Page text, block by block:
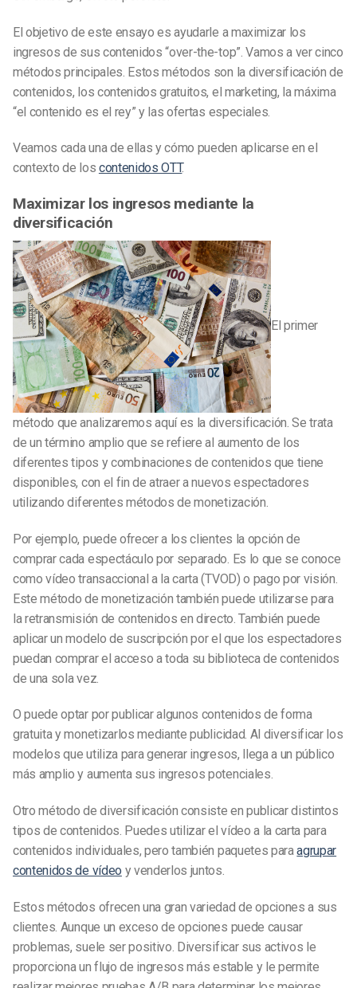
El objetivo de este ensayo es ayudarle a maximizar los
ingresos de sus contenidos “over-the-top”. Vamos a ver cinco
métodos principales. Estos métodos son la diversificación de
contenidos, los contenidos gratuitos, el marketing, la máxima
“el contenido es el rey” y las ofertas especiales.
Veamos cada una de ellas y cómo pueden aplicarse en el
contexto de los contenidos OTT.
Maximizar los ingresos mediante la
diversificación
El primer
método que analizaremos aquí es la diversificación. Se trata
de un término amplio que se refiere al aumento de los
diferentes tipos y combinaciones de contenidos que tiene
disponibles, con el fin de atraer a nuevos espectadores
utilizando diferentes métodos de monetización.
Por ejemplo, puede ofrecer a los clientes la opción de
comprar cada espectáculo por separado. Es lo que se conoce
como vídeo transaccional a la carta (TVOD) o pago por visión.
Este método de monetización también puede utilizarse para
la retransmisión de contenidos en directo. También puede
aplicar un modelo de suscripción por el que los espectadores
puedan comprar el acceso a toda su biblioteca de contenidos
de una sola vez.
O puede optar por publicar algunos contenidos de forma
gratuita y monetizarlos mediante publicidad. Al diversificar los
modelos que utiliza para generar ingresos, llega a un público
más amplio y aumenta sus ingresos potenciales.
Otro método de diversificación consiste en publicar distintos
tipos de contenidos. Puedes utilizar el vídeo a la carta para
contenidos individuales, pero también paquetes paraagrupar
contenidos de vídeo y venderlos juntos.
Estos métodos ofrecen una gran variedad de opciones a sus
clientes. Aunque un exceso de opciones puede causar
problemas, suele ser positivo. Diversificar sus activos le
proporciona un flujo de ingresos más estable y le permite